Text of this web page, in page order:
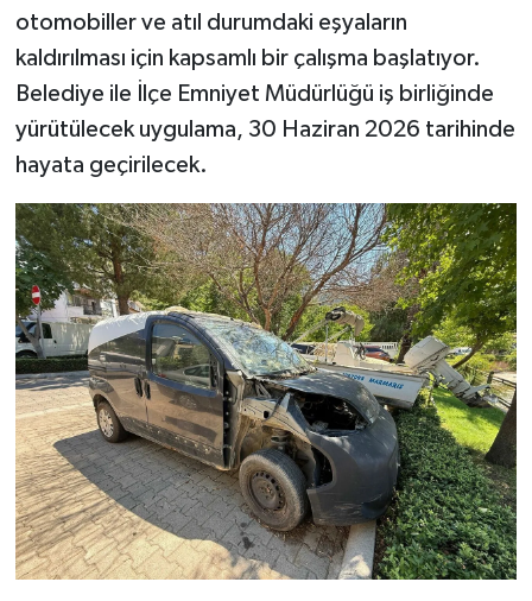
otomobiller ve atıl durumdaki eşyaların
kaldırılması için kapsamlı bir çalışma başlatıyor.
Belediye ile İlçe Emniyet Müdürlüğü iş birliğinde
yürütülecek uygulama, 30 Haziran 2026 tarihinde
hayata geçirilecek.